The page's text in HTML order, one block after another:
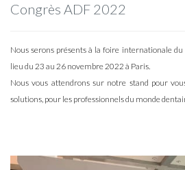
Congrès ADF 2022
Nous serons présents à la foire internationale
lieu du 23 au 26 novembre 2022 à Paris.
Nous vous attendrons sur notre stand pour
solutions, pour les professionnels du monde